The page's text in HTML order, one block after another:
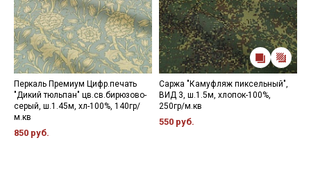
Перкаль Премиум Цифр.печать
"Дикий тюльпан" цв.св.бирюзово-
серый, ш.1.45м, хл-100%, 140гр/
м.кв
850 руб.
Саржа "Камуфляж пиксельный",
ВИД 3, ш.1.5м, хлопок-100%,
250гр/м.кв
550 руб.